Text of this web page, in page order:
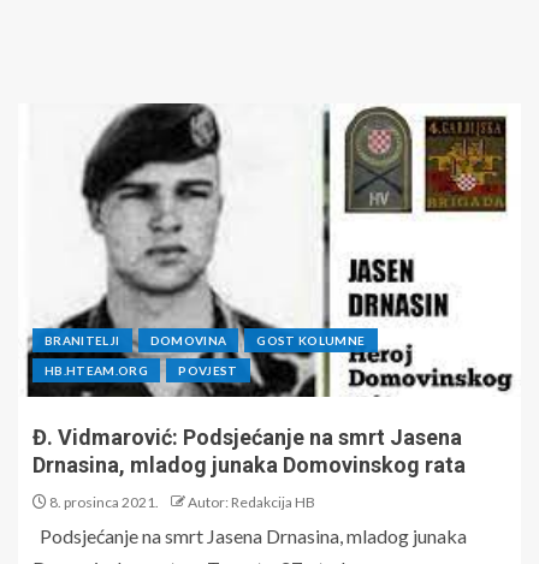
BRANITELJI DOMOVINA GOST KOLUMNE
HB.HTEAM.ORG POVJEST
Đ. Vidmarović: Podsjećanje na smrt Jasena
Drnasina, mladog junaka Domovinskog rata
8. prosinca 2021. Autor: Redakcija HB
Podsjećanje na smrt Jasena Drnasina, mladog junaka